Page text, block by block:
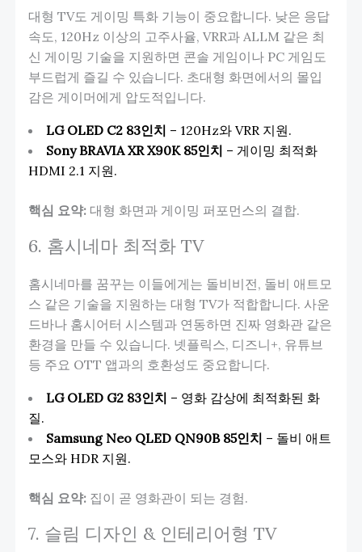
대형 TV도 게이밍 특화 기능이 중요합니다. 낮은 응답
속도, 120Hz 이상의 고주사율, VRR과 ALLM 같은 최
신 게이밍 기술을 지원하면 콘솔 게임이나 PC 게임도
부드럽게 즐길 수 있습니다. 초대형 화면에서의 몰입
감은 게이머에게 압도적입니다.
LG OLED C2 83인치 – 120Hz와 VRR 지원.
Sony BRAVIA XR X90K 85인치 – 게이밍 최적화
HDMI 2.1 지원.
핵심 요약:대형 화면과 게이밍 퍼포먼스의 결합.
6. 홈시네마 최적화 TV
홈시네마를 꿈꾸는 이들에게는 돌비비전, 돌비 애트모
스 같은 기술을 지원하는 대형 TV가 적합합니다. 사운
드바나 홈시어터 시스템과 연동하면 진짜 영화관 같은
환경을 만들 수 있습니다. 넷플릭스, 디즈니+, 유튜브
등 주요 OTT 앱과의 호환성도 중요합니다.
LG OLED G2 83인치 – 영화 감상에 최적화된 화
질.
Samsung Neo QLED QN90B 85인치 – 돌비 애트
모스와 HDR 지원.
핵심 요약:집이 곧 영화관이 되는 경험.
7. 슬림 디자인 & 인테리어형 TV